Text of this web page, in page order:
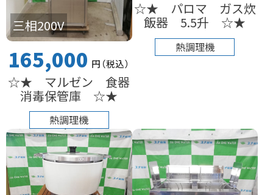
三相200V
165,000 円（税込）
☆★ マルゼン 食器
消毒保管庫 ☆★
熱調理機
☆★ パロマ ガス炊
飯器 5.5升 ☆★
熱調理機